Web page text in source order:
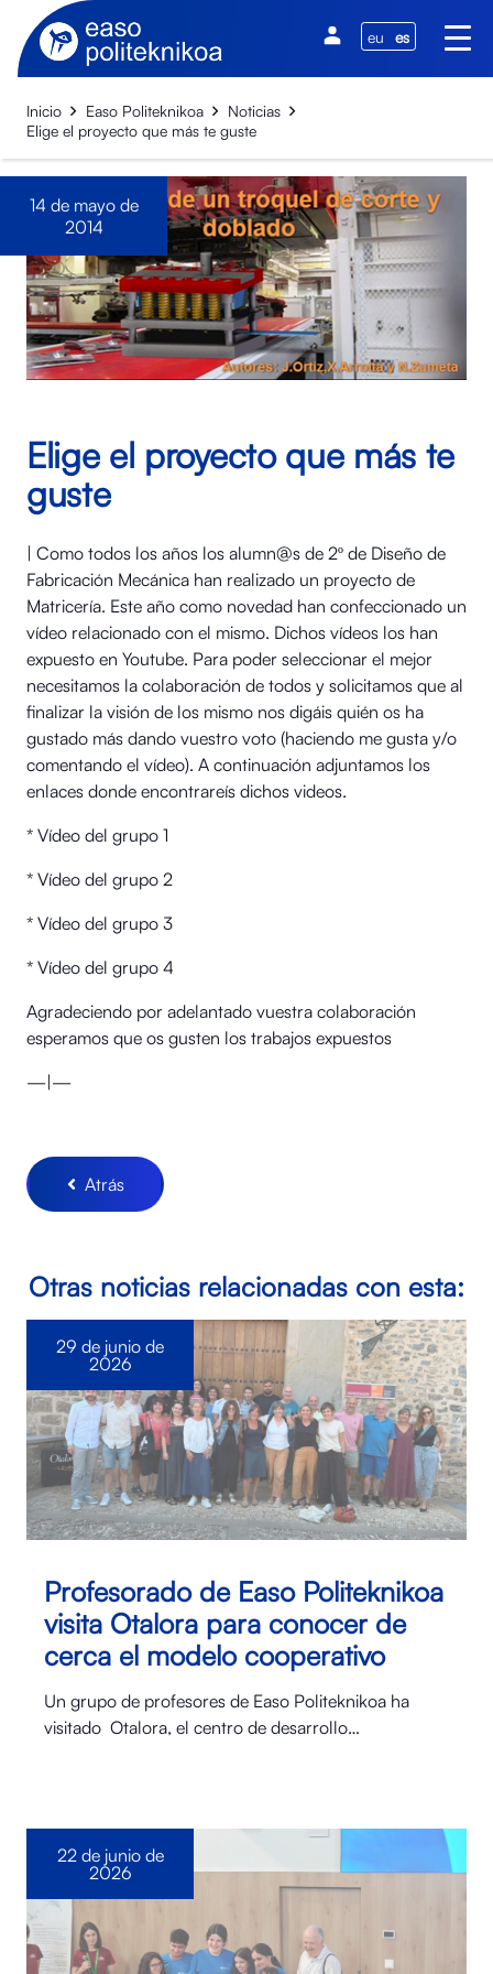
eu es
Inicio Easo Politeknikoa
Noticias
Elige el proyecto que más te guste
14 de mayo de
2014
Elige el proyecto que más te
guste
| Como todos los años los alumn@s de 2º de Diseño de
Fabricación Mecánica han realizado un proyecto de
Matricería. Este año como novedad han confeccionado un
vídeo relacionado con el mismo. Dichos vídeos los han
expuesto en Youtube. Para poder seleccionar el mejor
necesitamos la colaboración de todos y solicitamos que al
finalizar la visión de los mismo nos digáis quién os ha
gustado más dando vuestro voto (haciendo me gusta y/o
comentando el vídeo). A continuación adjuntamos los
enlaces donde encontrareís dichos videos.
* Vídeo del grupo 1
* Vídeo del grupo 2
* Vídeo del grupo 3
* Vídeo del grupo 4
Agradeciendo por adelantado vuestra colaboración
esperamos que os gusten los trabajos expuestos
—|—
Atrás
Otras noticias relacionadas con esta:
Profesorado de Easo Politeknikoa
visita Otalora para conocer de
cerca el modelo cooperativo
Un grupo de profesores de Easo Politeknikoa ha
visitado Otalora⁠, el centro de desarrollo…
29 de junio de
2026
22 de junio de
2026